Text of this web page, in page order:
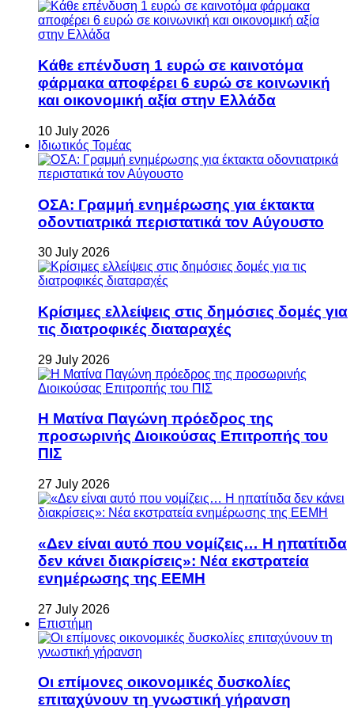
Κάθε επένδυση 1 ευρώ σε καινοτόμα
φάρμακα αποφέρει 6 ευρώ σε κοινωνική
και οικονομική αξία στην Ελλάδα
10 July 2026
Ιδιωτικός Τομέας
ΟΣΑ: Γραμμή ενημέρωσης για έκτακτα
οδοντιατρικά περιστατικά τον Αύγουστο
30 July 2026
Κρίσιμες ελλείψεις στις δημόσιες δομές για
τις διατροφικές διαταραχές
29 July 2026
Η Ματίνα Παγώνη πρόεδρος της
προσωρινής Διοικούσας Επιτροπής του
ΠΙΣ
27 July 2026
«Δεν είναι αυτό που νομίζεις… Η ηπατίτιδα
δεν κάνει διακρίσεις»: Νέα εκστρατεία
ενημέρωσης της ΕΕΜΗ
27 July 2026
Επιστήμη
Οι επίμονες οικονομικές δυσκολίες
επιταχύνουν τη γνωστική γήρανση